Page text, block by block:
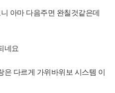
아마 다음주면 완칠것같은데
네요
다르게 가위바위보 시스템 이